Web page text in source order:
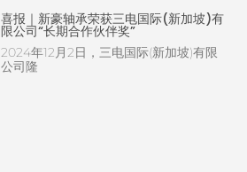
喜报｜新豪轴承荣获三电国际(新加坡)有
限公司“长期合作伙伴奖”
2024年12月2日，三电国际(新加坡)有限
公司隆